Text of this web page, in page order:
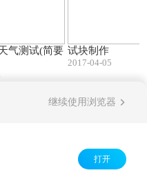
气测试(简要 试块制作
2017-04-05
继续使用浏览器
打开